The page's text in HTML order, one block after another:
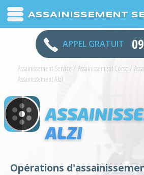
ASSAINISSEMENT
APPEL GRATUIT
Assainissement Service / Assainissement Corse /
Assainissement Alzi
ALZI
Opérations